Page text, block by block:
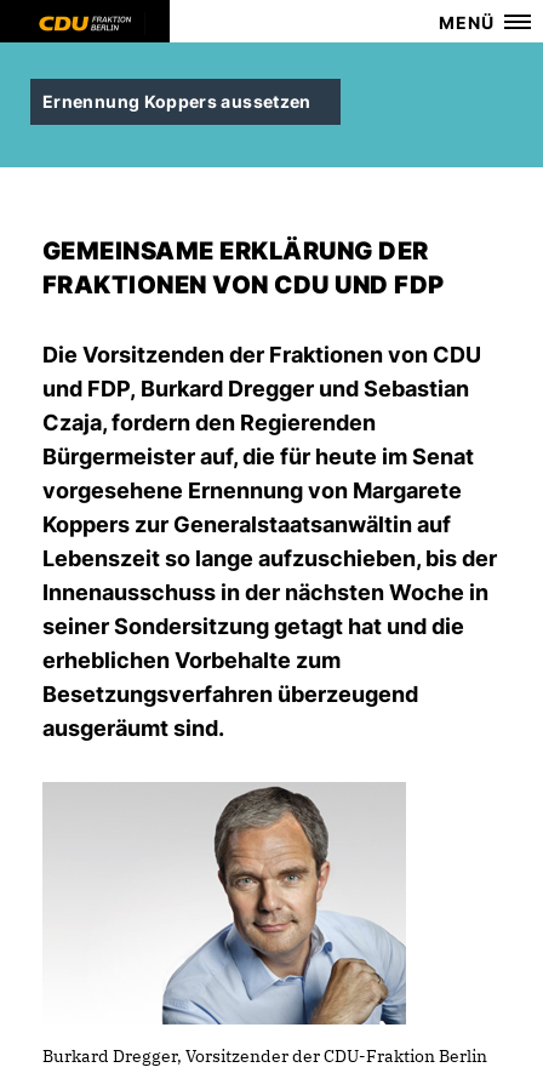
MENÜ
Ernennung Koppers aussetzen
GEMEINSAME ERKLÄRUNG DER
FRAKTIONEN VON CDU UND FDP
Die Vorsitzenden der Fraktionen von CDU
und FDP, Burkard Dregger und Sebastian
Czaja, fordern den Regierenden
Bürgermeister auf, die für heute im Senat
vorgesehene Ernennung von Margarete
Koppers zur Generalstaatsanwältin auf
Lebenszeit so lange aufzuschieben, bis der
Innenausschuss in der nächsten Woche in
seiner Sondersitzung getagt hat und die
erheblichen Vorbehalte zum
Besetzungsverfahren überzeugend
ausgeräumt sind.
Burkard Dregger, Vorsitzender der CDU-Fraktion Berlin